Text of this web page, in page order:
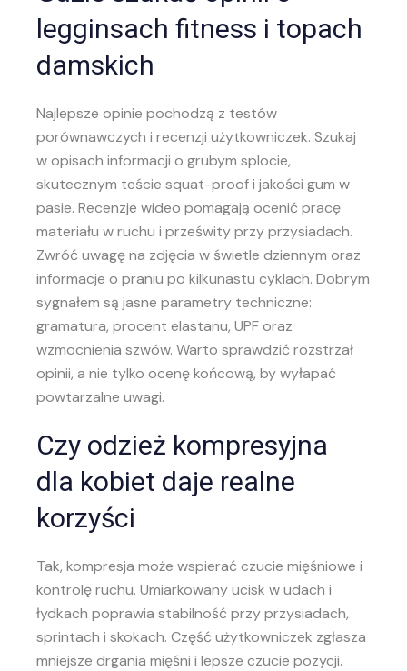
legginsach fitness i topach
damskich
Najlepsze opinie pochodzą z testów
porównawczych i recenzji użytkowniczek. Szukaj
w opisach informacji o grubym splocie,
skutecznym teście squat-proof i jakości gum w
pasie. Recenzje wideo pomagają ocenić pracę
materiału w ruchu i prześwity przy przysiadach.
Zwróć uwagę na zdjęcia w świetle dziennym oraz
informacje o praniu po kilkunastu cyklach. Dobrym
sygnałem są jasne parametry techniczne:
gramatura, procent elastanu, UPF oraz
wzmocnienia szwów. Warto sprawdzić rozstrzał
opinii, a nie tylko ocenę końcową, by wyłapać
powtarzalne uwagi.
Czy odzież kompresyjna
dla kobiet daje realne
korzyści
Tak, kompresja może wspierać czucie mięśniowe i
kontrolę ruchu. Umiarkowany ucisk w udach i
łydkach poprawia stabilność przy przysiadach,
sprintach i skokach. Część użytkowniczek zgłasza
mniejsze drgania mięśni i lepsze czucie pozycji.